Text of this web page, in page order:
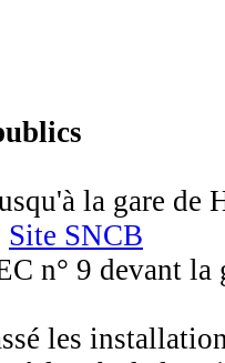
la gare de
Site SNCB
n° 9 devant
les